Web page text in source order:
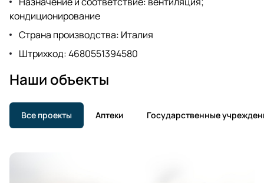
кондиционирование
Страна производства: Италия
Штрихкод: 4680551394580
Наши объекты
Все проекты Аптеки Государственные